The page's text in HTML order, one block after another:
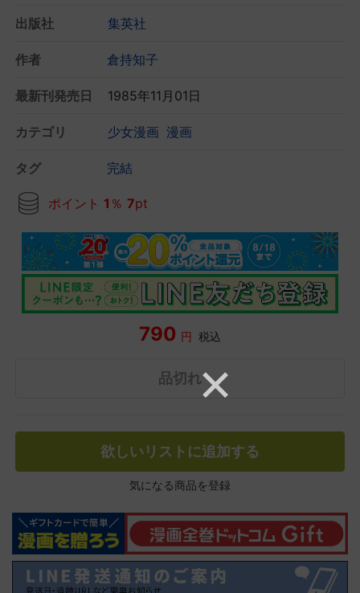
出版社 集英社
作者 倉持知子
最新刊発売日 1985年11月01日
カテゴリ 少女漫画 漫画
タグ 完結
ポイント 1 ％ 7pt
790 円 税込
品切れ
欲しいリストに追加する
気になる商品を登録